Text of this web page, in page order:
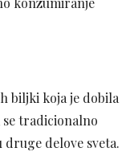
biljki koja je dobila
tradicionalno
delove sveta.